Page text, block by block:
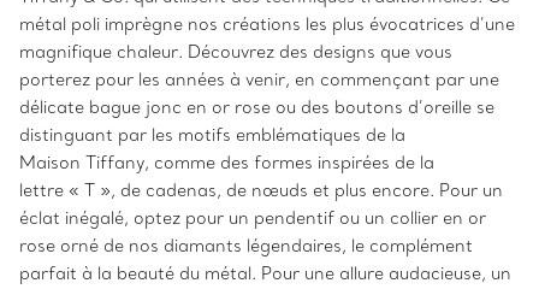
métal poli imprègne nos créations les plus évocatrices d’une
magnifique chaleur. Découvrez des designs que vous
porterez pour les années à venir, en commençant par une
délicate bague jonc en or rose ou des boutons d’oreille se
distinguant par les motifs emblématiques de la
Maison Tiffany, comme des formes inspirées de la
lettre « T », de cadenas, de nœuds et plus encore. Pour un
éclat inégalé, optez pour un pendentif ou un collier en or
rose orné de nos diamants légendaires, le complément
parfait à la beauté du métal. Pour une allure audacieuse, un